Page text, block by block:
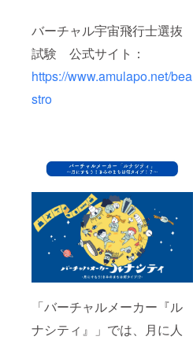
バーチャル宇宙飛行士選抜
試験 公式サイト：
https://www.amulapo.net/bea
stro
「バーチャルメーカー『ル
ナシティ』」では、月に人